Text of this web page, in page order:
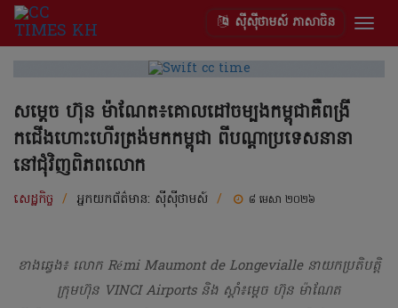
ស៊ីស៊ីថាមស៍ ភាសាចិន
សម្តេច ហ៊ុន ម៉ាណែត៖គោលដៅចម្បងកម្ពុជាគឺពង្រី
កជើងហោះហើរត្រង់មកកម្ពុជា ពីបណ្តាប្រទេសនានា
នៅជុំវិញពិភពលោក
សេដ្ឋកិច្ច / អ្នកយកព័ត៌មាន: ស៊ីស៊ីថាមស៍ / ៨ មេសា ២០២៦
ខាងឆ្វេង៖ លោក Rémi Maumont de Longevialle នាយកប្រតិបត្តិ
ក្រុមហ៊ុន VINCI Airports និង ស្តាំ៖ម្តេច ហ៊ុន ម៉ាណែត